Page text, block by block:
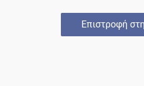
Επιστροφή